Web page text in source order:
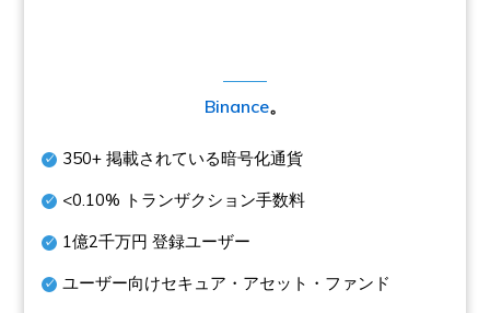
Binance。
350+ 掲載されている暗号化通貨
<0.10% トランザクション手数料
1億2千万円 登録ユーザー
ユーザー向けセキュア・アセット・ファンド